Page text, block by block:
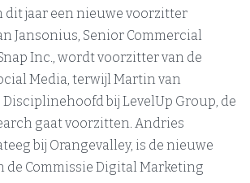
dit jaar een nieuwe voorzitter
Jansonius, Senior Commercial
Inc., wordt voorzitter van de
Media, terwijl Martin van
Disciplinehoofd bij LevelUp Group, de
gaat voorzitten. Andries
bij Orangevalley, is de nieuwe
de Commissie Digital Marketing